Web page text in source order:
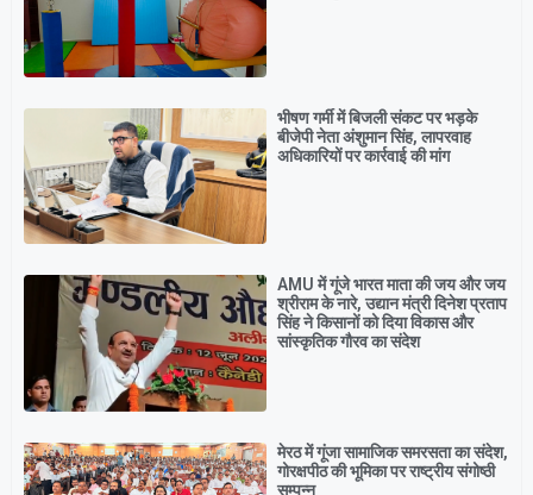
भीषण गर्मी में बिजली संकट पर भड़के
बीजेपी नेता अंशुमान सिंह, लापरवाह
अधिकारियों पर कार्रवाई की मांग
AMU में गूंजे भारत माता की जय और जय
श्रीराम के नारे, उद्यान मंत्री दिनेश प्रताप
सिंह ने किसानों को दिया विकास और
सांस्कृतिक गौरव का संदेश
मेरठ में गूंजा सामाजिक समरसता का संदेश,
गोरक्षपीठ की भूमिका पर राष्ट्रीय संगोष्ठी
सम्पन्न